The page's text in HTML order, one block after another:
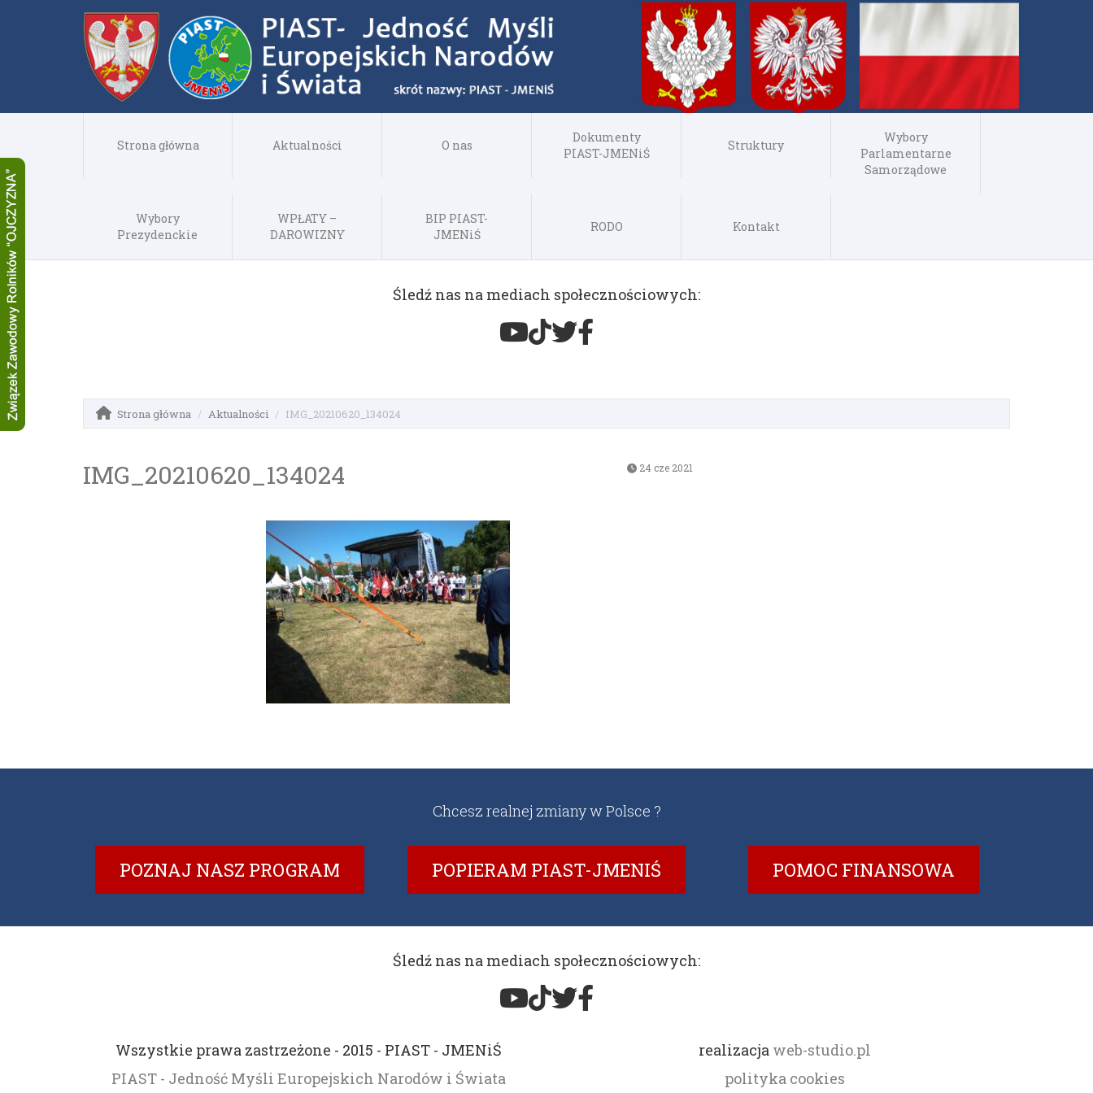
Strona główna Aktualności O nas
Dokumenty
PIAST-JMENiŚ
Struktury
Wybory
Parlamentarne
Samorządowe
Wybory
Prezydenckie
WPŁATY –
DAROWIZNY
BIP PIAST-
JMENiŚ
RODO Kontakt
Śledź nas na mediach społecznościowych:
Strona główna Aktualności IMG_20210620_134024
IMG_20210620_134024 24 cze 2021
Chcesz realnej zmiany w Polsce ?
POZNAJ NASZ PROGRAM POPIERAM PIAST-JMENIŚ POMOC FINANSOWA
Śledź nas na mediach społecznościowych:
Wszystkie prawa zastrzeżone - 2015 - PIAST - JMENiŚ
PIAST - Jedność Myśli Europejskich Narodów i Świata
realizacja web-studio.pl
polityka cookies